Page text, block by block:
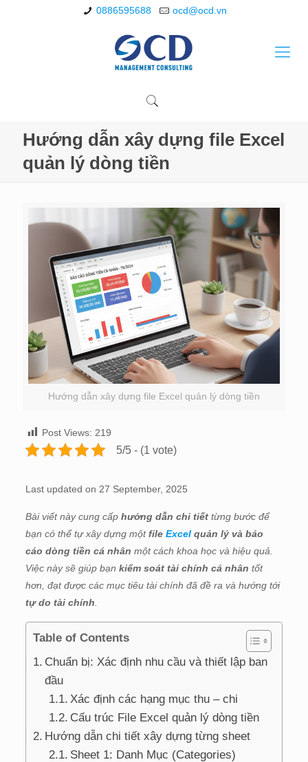
0886595688 ocd@ocd.vn
Hướng dẫn xây dựng file Excel
quản lý dòng tiền
Hướng dẫn xây dựng file Excel quản lý dòng tiền
Post Views: 219
5/5 - (1 vote)
Last updated on 27 September, 2025
Bài viết này cung cấp hướng dẫn chi tiếttừng bước để
bạn có thể tự xây dựng mộtfile Excelquản lý và báo
cáo dòng tiền cá nhân một cách khoa học và hiệu quả.
Việc này sẽ giúp bạn kiểm soát tài chính cá nhân tốt
hơn, đạt được các mục tiêu tài chính đã đề ra và hướng tới
tự do tài chính
Table of Contents
Chuẩn bị: Xác định nhu cầu và thiết lập ban
đầu
Xác định các hạng mục thu – chi
Cấu trúc File Excel quản lý dòng tiền
Hướng dẫn chi tiết xây dựng từng sheet
Sheet 1: Danh Mục (Categories)